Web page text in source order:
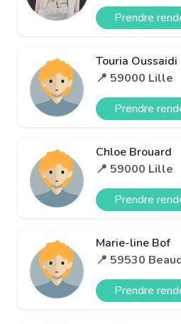
Prendre
Touria Oussaidi
📍 59000 Lille
Prendre
Chloe Brouard
📍 59000 Lille
Prendre
Marie-line Bof
📍 59530
Prendre